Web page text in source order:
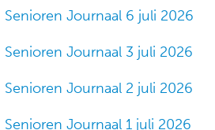
Senioren Journaal 6 juli 2026
Senioren Journaal 3 juli 2026
Senioren Journaal 2 juli 2026
Senioren Journaal 1 juli 2026